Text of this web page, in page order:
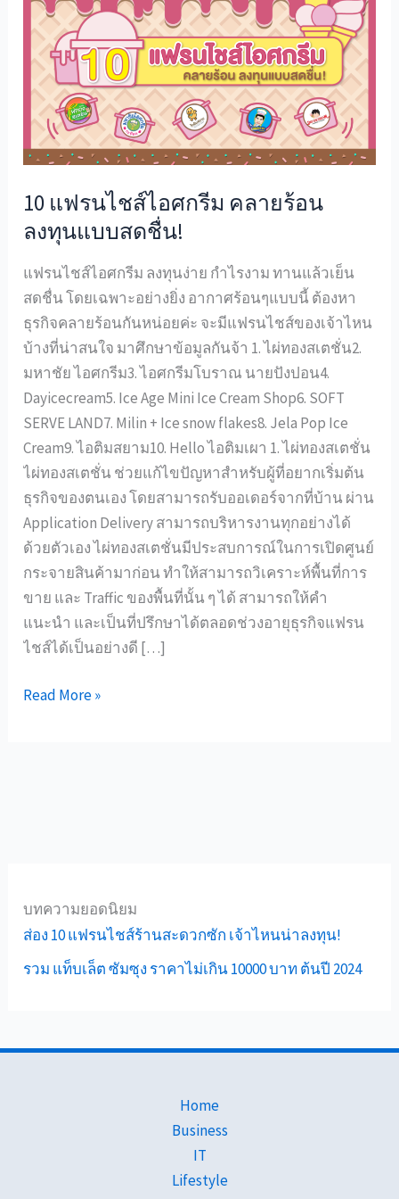
10 แฟรนไชส์ไอศกรีม คลายร้อน
ลงทุนแบบสดชื่น!
แฟรนไชส์ไอศกรีม ลงทุนง่าย กำไรงาม ทานแล้วเย็น
สดชื่น โดยเฉพาะอย่างยิ่ง อากาศร้อนๆแบบนี้ ต้องหา
ธุรกิจคลายร้อนกันหน่อยค่ะ จะมีแฟรนไชส์ของเจ้าไหน
บ้างที่น่าสนใจ มาศึกษาข้อมูลกันจ้า 1. ไผ่ทองสเตชั่น2.
มหาชัย ไอศกรีม3. ไอศกรีมโบราณ นายปังปอน4.
Dayicecream5. Ice Age Mini Ice Cream Shop6. SOFT
SERVE LAND7. Milin + Ice snow flakes8. Jela Pop Ice
Cream9. ไอติมสยาม10. Hello ไอติมเผา 1. ไผ่ทองสเตชั่น
ไผ่ทองสเตชั่น ช่วยแก้ไขปัญหาสำหรับผู้ที่อยากเริ่มต้น
ธุรกิจของตนเอง โดยสามารถรับออเดอร์จากที่บ้าน ผ่าน
Application Delivery สามารถบริหารงานทุกอย่างได้
ด้วยตัวเอง ไผ่ทองสเตชั่นมีประสบการณ์ในการเปิดศูนย์
กระจายสินค้ามาก่อน ทำให้สามารถวิเคราะห์พื้นที่การ
ขาย และ Traffic ของพื้นที่นั้น ๆ ได้ สามารถให้คำ
แนะนำ และเป็นที่ปรึกษาได้ตลอดช่วงอายุธุรกิจแฟรน
ไชส์ได้เป็นอย่างดี […]
รน
ไชส์
ไอศกรีม
คลาย
ร้อน
ลงทุน
สดชื่น!
Read More »
บทความยอดนิยม
ส่อง 10 แฟรนไชส์ร้านสะดวกซัก เจ้าไหนน่าลงทุน!
รวม แท็บเล็ต ซัมซุง ราคาไม่เกิน 10000 บาท ต้นปี 2024
Home
Business
IT
Lifestyle